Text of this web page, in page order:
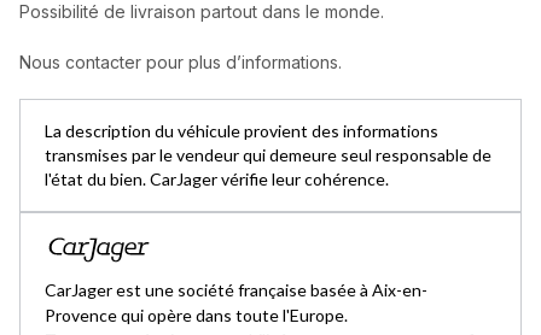
Possibilité de livraison partout dans le monde.
Nous contacter pour plus d’informations.
La description du véhicule provient des informations
transmises par le vendeur qui demeure seul responsable de
l'état du bien. CarJager vérifie leur cohérence.
CarJager est une société française basée à Aix-en-
Provence qui opère dans toute l'Europe.